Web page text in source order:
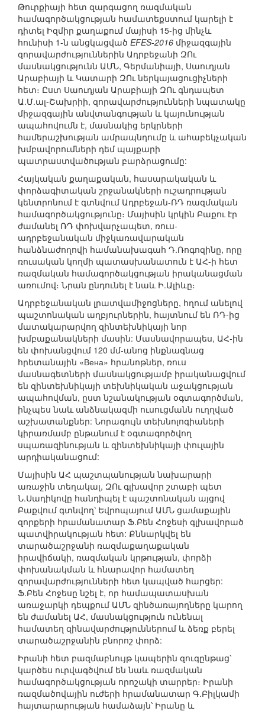
Թուրքիայի հետ զարգացող ռազմական
համագործակցության համատեքստում կարելի է
դիտել Իզմիր քաղաքում մայիսի 15-ից մինչև
հունիսի 1-ն անցկացված EFES-2016 միջազգային
զորավարժություններին Ադրբեջանի ԶՈւ
մասնակցությունն ԱՄՆ, Գերմանիայի, Սաուդյան
Արաբիայի և Կատարի ԶՈւ ներկայացուցիչների
հետ։ Ըստ Սաուդյան Արաբիայի ԶՈւ գնդապետ
Ա.Մ.ալ-Շախրիի, զորավարժությունների նպատակը
միջազգային անվտանգության և կայունության
ապահովումն է, մասնակից երկրների
համերաշխության ամրապնդումը և ահաբեկչական
խմբավորումների դեմ պայքարի
պատրաստվածության բարձրացումը:
Հայկական քաղաքական, հասարակական և
փորձագիտական շրջանակների ուշադրության
կենտրոնում է գտնվում Ադրբեջան-ՌԴ ռազմական
համագործակցությունը։ Մայիսին կրկին Բաքու էր
ժամանել ՌԴ փոխվարչապետ, ռուս-
ադրբեջանական միջկառավարական
հանձնաժողովի համանախագահ Դ.Ռոգոզինը, որը
ռուսական կողմի պատասխանատուն է ԱՀ-ի հետ
ռազմական համագործակցության իրականացման
առումով։ Նրան ընդունել է նաև Ի.Ալիևը։
Ադրբեջանական լրատվամիջոցները, հղում անելով
պաշտոնական աղբյուրներին, հայտնում են ՌԴ-ից
մատակարարվող զինտեխնիկայի նոր
խմբաքանակների մասին: Մասնավորապես, ԱՀ-ին
են փոխանցվում 120 մմ-անոց ինքնագնաց
հրետանային «Вена» հրանոթներ, ռուս
մասնագետների մասնակցությամբ իրականացվում
են զինտեխնիկայի տեխնիկական աջակցության
ապահովման, ըստ նշանակության օգտագործման,
ինչպես նաև անձնակազմի ուսուցմանն ուղղված
աշխատանքներ: Նորագույն տեխնոլոգիաների
կիրառմամբ ընթանում է օգտագործվող
սպառազինության և զինտեխնիկայի փուլային
արդիականացում:
Մայիսին ԱՀ պաշտպանության նախարարի
առաջին տեղակալ, ԶՈւ գլխավոր շտաբի պետ
Ն.Սադիկովը հանդիպել է պաշտոնական այցով
Բաքվում գտնվող՝ Եվրոպայում ԱՄՆ ցամաքային
զորքերի հրամանատար Ֆ.Բեն Հոջեսի գլխավորած
պատվիրակության հետ: Քննարկվել են
տարածաշրջանի ռազմաքաղաքական
իրավիճակի, ռազմական կրթության, փորձի
փոխանակման և հնարավոր համատեղ
զորավարժությունների հետ կապված հարցեր:
Ֆ.Բեն Հոջեսը նշել է, որ համապատասխան
առաջարկի դեպքում ԱՄՆ զինծառայողները կարող
են ժամանել ԱՀ, մասնակցություն ունենալ
համատեղ զինավարժություններում և ձեռք բերել
տարածաշրջանին բնորոշ փորձ:
Իրանի հետ բազմաբնույթ կապերին զուգընթաց՝
կարծես ուրվագծվում են նաև ռազմական
համագործակցության որոշակի տարրեր։ Իրանի
ռազմածովային ուժերի հրամանատար Գ.Բիլկամի
հայտարարության համաձայն՝ Իրանը և